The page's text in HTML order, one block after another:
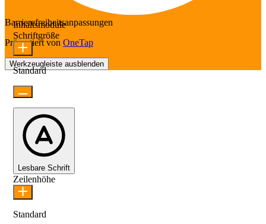
Barrierefreiheitsanpassungen
Präsentiert von OneTap
Werkzeugleiste ausblenden
Inhaltsmodule
Schriftgröße
Standard
Lesbare Schrift
Zeilenhöhe
Standard